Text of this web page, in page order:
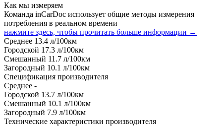
Как мы измеряем
Команда inCarDoc использует общие методы измерения
потребления в реальном времени
нажмите здесь, чтобы прочитать больше информации →
Среднее 13.4 л/100км
Городской 17.3 л/100км
Смешанный 11.7 л/100км
Загородный 10.1 л/100км
Спецификация производителя
Среднее -
Городской 13.7 л/100км
Смешанный 10.1 л/100км
Загородный 7.9 л/100км
Технические характеристики производителя